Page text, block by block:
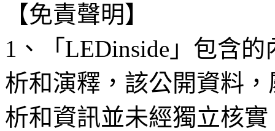
【免責聲明】
1、「LEDinside」包含
析和演釋，該公開資料
析和資訊並未經獨立核